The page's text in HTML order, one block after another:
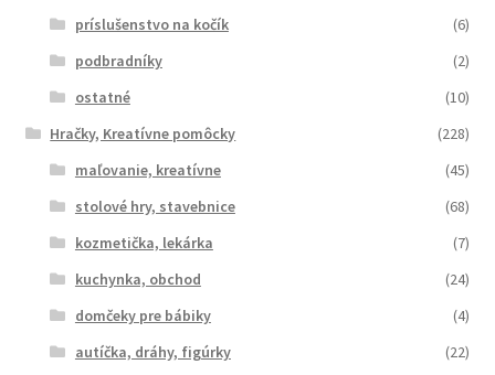
príslušenstvo na kočík
(6)
podbradníky
(2)
ostatné
(10)
Hračky, Kreatívne pomôcky
(228)
maľovanie, kreatívne
(45)
stolové hry, stavebnice
(68)
kozmetička, lekárka
(7)
kuchynka, obchod
(24)
domčeky pre bábiky
(4)
autíčka, dráhy, figúrky
(22)